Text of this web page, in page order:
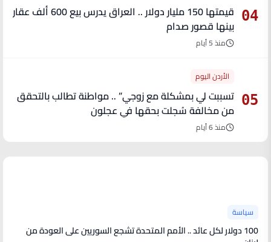
04
قيمتها 150 مليار دولار .. العراق يدرس بيع 600 ألف عقار
بينها قصور صدام
منذ 5 أيام
05
الأردن اليوم
تسببت لي بمشكلة مع زوجي” .. مواطنة تطالب بالتحقق
من مخالفة سُجلت بحقها في عجلون
منذ 6 أيام
سياسة
100 دولار لكل عائد .. الأمم المتحدة تشجع السوريين على العودة من